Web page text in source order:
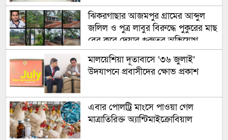
ঝিকরগাছার আজমপুর গ্রামের আব্দুল
জলিল ও পুত্র লাবুর বিরুদ্ধে পুকুরের মাছ
বের করে দেয়ার গুরুতর অভিযোগ
উঠেছে
মালয়েশিয়া দূতাবাসে ‘৩৬ জুলাই’
উদযাপনে প্রবাসীদের ক্ষোভ প্রকাশ
এবার পোলট্রি মাংসে পাওয়া গেল
মাত্রাতিরিক্ত অ্যান্টিমাইক্রোবিয়াল